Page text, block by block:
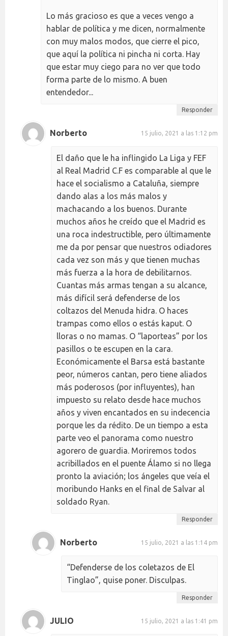
Lo más gracioso es que a veces vengo a
hablar de política y me dicen, normalmente
con muy malos modos, que cierre el pico,
que aquí la política ni pincha ni corta. Hay
que estar muy ciego para no ver que todo
forma parte de lo mismo. A buen
entendedor...
Responder
Norberto 15 julio, 2021 a las 1:12 pm
El daño que le ha inflingido La Liga y FEF
al Real Madrid C.F es comparable al que le
hace el socialismo a Cataluña, siempre
dando alas a los más malos y
machacando a los buenos. Durante
muchos años he creído que el Madrid es
una roca indestructible, pero últimamente
me da por pensar que nuestros odiadores
cada vez son más y que tienen muchas
más fuerza a la hora de debilitarnos.
Cuantas más armas tengan a su alcance,
más difícil será defenderse de los
coltazos del Menuda hidra. O haces
trampas como ellos o estás kaput. O
lloras o no mamas. O “laporteas” por los
pasillos o te escupen en la cara.
Económicamente el Barsa está bastante
peor, números cantan, pero tiene aliados
más poderosos (por influyentes), han
impuesto su relato desde hace muchos
años y viven encantados en su indecencia
porque les da rédito. De un tiempo a esta
parte veo el panorama como nuestro
agorero de guardia. Moriremos todos
acribillados en el puente Álamo si no llega
pronto la aviación; los ángeles que veía el
moribundo Hanks en el final de Salvar al
soldado Ryan.
Responder
Norberto 15 julio, 2021 a las 1:14 pm
“Defenderse de los coletazos de El
Tinglao”, quise poner. Disculpas.
Responder
JULIO 15 julio, 2021 a las 1:41 pm